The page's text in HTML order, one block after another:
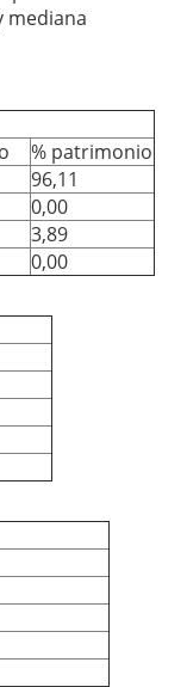
mediana
% patrimonio
96,11
0,00
3,89
0,00